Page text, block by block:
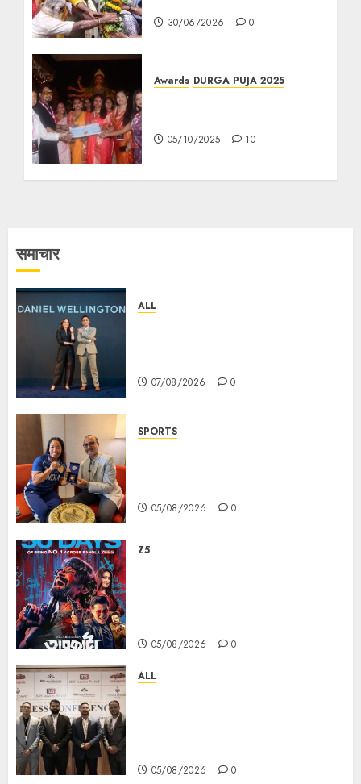
30/06/2026 0
Awards DURGA PUJA 2025
05/10/2025 10
समाचार
ALL
07/08/2026 0
SPORTS
05/08/2026 0
Z5
05/08/2026 0
ALL
05/08/2026 0